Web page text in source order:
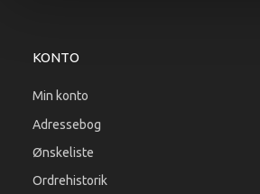
KONTO
Min konto
Adressebog
Ønskeliste
Ordrehistorik